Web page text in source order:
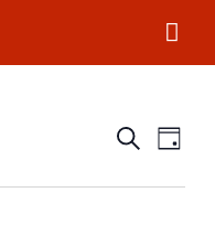
Suche
Day